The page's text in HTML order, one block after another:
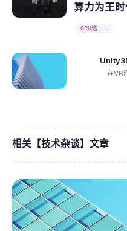
算力为王
GPU这...
在VR
相关【技术杂谈】文章